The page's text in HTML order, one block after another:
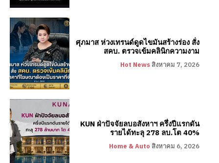
ศุภมาส ห่วงเทรนด์ดูดไขมันสร้างร่อง สั่ง
สคบ. ตรวจเข้มคลินิกความงาม
Hot News สิงหาคม 7, 2026
KUN ฝ่าปัจจัยลบอสังหาฯ ครึ่งปีแรกดัน
รายได้ทะลุ 278 ลบ.โต 40%
Home & Auto สิงหาคม 6, 2026